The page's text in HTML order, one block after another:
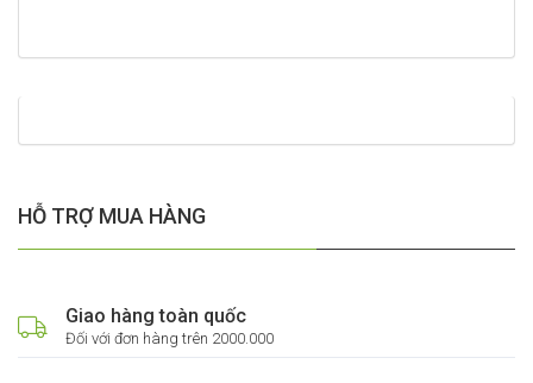
HỖ TRỢ MUA HÀNG
Giao hàng toàn quốc
Đối với đơn hàng trên 2000.000